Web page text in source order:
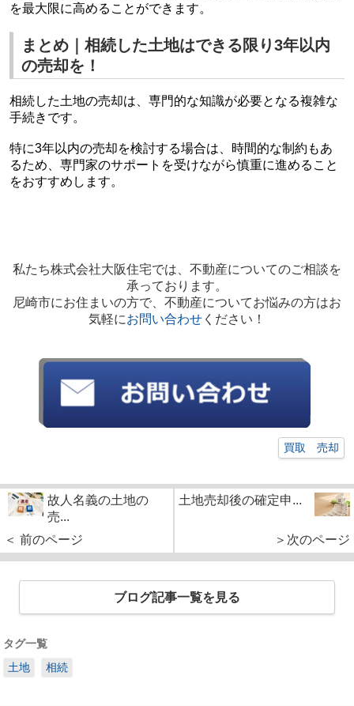
を最大限に高めることができます。
まとめ｜相続した土地はできる限り3年以内
の売却を！
相続した土地の売却は、専門的な知識が必要となる複雑な
手続きです。
特に3年以内の売却を検討する場合は、時間的な制約もあ
るため、専門家のサポートを受けながら慎重に進めること
をおすすめします。
私たち株式会社大阪住宅では、不動産についてのご相談を
承っております。
尼崎市にお住まいの方で、不動産についてお悩みの方はお
気軽にお問い合わせ ください！
買取 売却
故人名義の土地の
売...
＜ 前のページ
土地売却後の確定申...
＞次のページ
ブログ記事一覧を見る
タグ一覧
土地
相続